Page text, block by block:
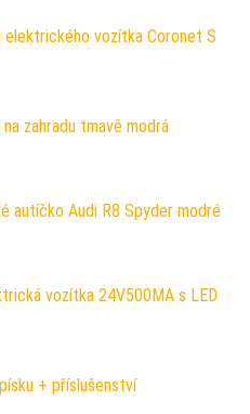
elektrického vozítka Coronet S
zahradu tmavě modrá
autíčko Audi R8 Spyder modré
vozítka 24V500MA s LED
+ příslušenství